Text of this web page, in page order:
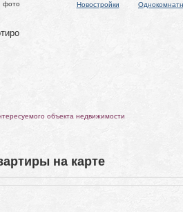
фото Новостройки
объекта недвижимости
на карте